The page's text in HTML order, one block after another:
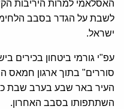
האסלאמי למרות היריבות
לשבת על הגדר בסבב
ישראל.
עפ"י גורמי ביטחון בכירים
סוררים" בתוך ארגון חמאס
העיר באר שבע בערב שבת
השתתפותו בסבב האחרון.